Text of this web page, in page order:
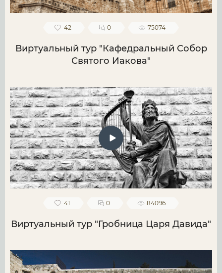
42 0 75074
Виртуальный тур "Кафедральный Собор
Святого Иакова"
41 0 84096
Виртуальный тур "Гробница Царя Давида"